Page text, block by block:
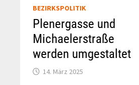
BEZIRKSPOLITIK
Plenergasse und
Michaelerstraße
werden umgestaltet
14. März 2025